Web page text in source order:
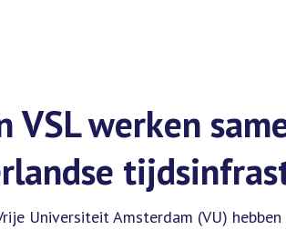
VSL werken
Universiteit Amsterdam (VU)